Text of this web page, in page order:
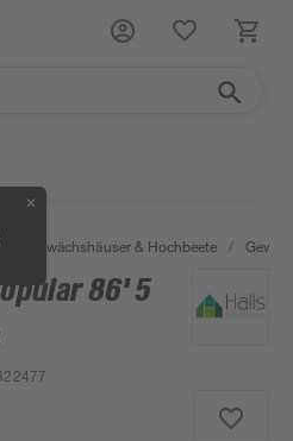
✕
Gewächshäuser & Hochbeete /
86' 5